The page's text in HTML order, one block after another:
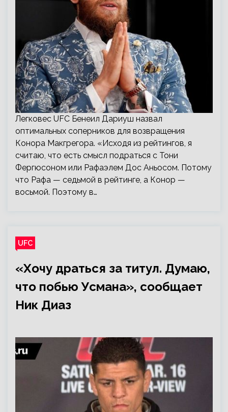
Легковес UFC Бенеил Дариуш назвал
оптимальных соперников для возвращения
Конора Макгрегора. «Исходя из рейтингов, я
считаю, что есть смысл подраться с Тони
Фергюсоном или Рафаэлем Дос Аньосом. Потому
что Рафа — седьмой в рейтинге, а Конор —
восьмой. Поэтому в…
UFC
«Хочу драться за титул. Думаю,
что побью Усмана», сообщает
Ник Диаз